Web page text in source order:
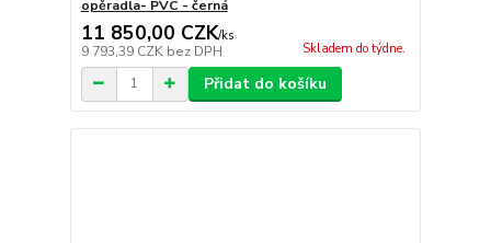
opěradla- PVC - černá
11 850,00 CZK/ks
9 793,39 CZK bez DPH Skladem do týdne.
Přidat do košíku